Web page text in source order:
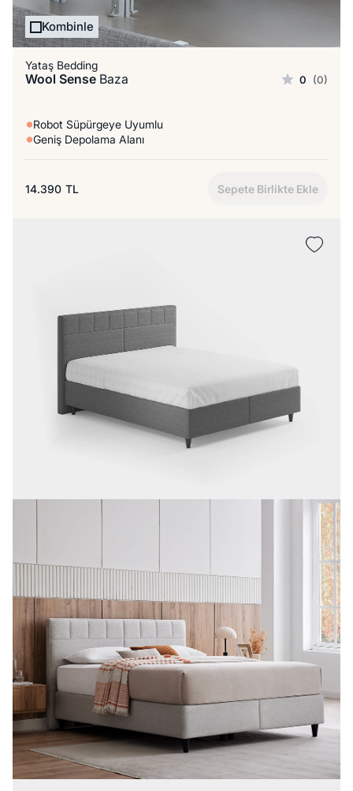
Kombinle
Yataş Bedding
Wool Sense Baza 0 (0)
Robot Süpürgeye Uyumlu
Geniş Depolama Alanı
14.390 TL Sepete Birlikte Ekle